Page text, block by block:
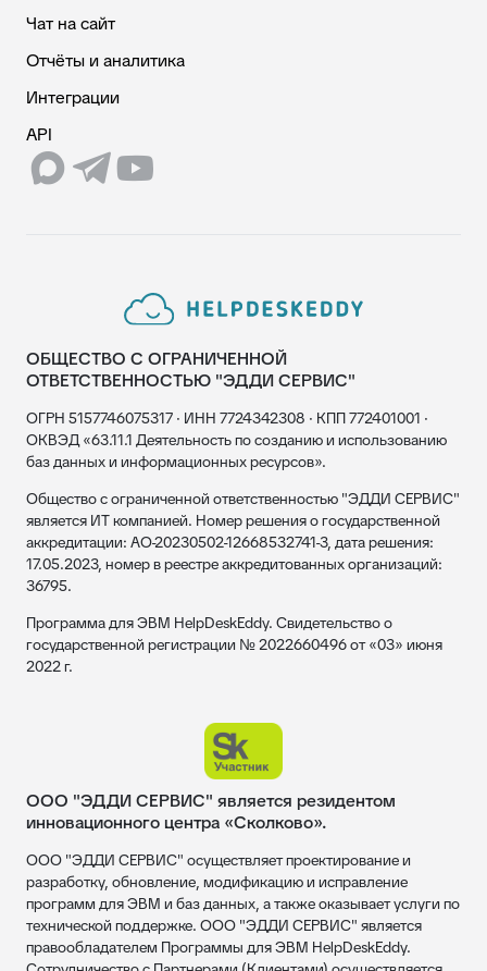
Чат на сайт
Отчёты и аналитика
Интеграции
API
ОБЩЕСТВО С ОГРАНИЧЕННОЙ
ОТВЕТСТВЕННОСТЬЮ "ЭДДИ СЕРВИС"
ОГРН 5157746075317 · ИНН 7724342308 · КПП 772401001 ·
ОКВЭД «63.11.1 Деятельность по созданию и использованию
баз данных и информационных ресурсов».
Общество с ограниченной ответственностью "ЭДДИ СЕРВИС"
является ИТ компанией. Номер решения о государственной
аккредитации: АО-20230502-12668532741-3, дата решения:
17.05.2023, номер в реестре аккредитованных организаций:
36795.
Программа для ЭВМ HelpDeskEddy. Свидетельство о
государственной регистрации № 2022660496 от «03» июня
2022 г.
ООО "ЭДДИ СЕРВИС" является резидентом
инновационного центра «Сколково».
ООО "ЭДДИ СЕРВИС" осуществляет проектирование и
разработку, обновление, модификацию и исправление
программ для ЭВМ и баз данных, а также оказывает услуги по
технической поддержке. ООО "ЭДДИ СЕРВИС" является
правообладателем Программы для ЭВМ HelpDeskEddy.